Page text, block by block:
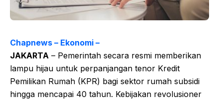
Chapnews – Ekonomi –
JAKARTA – Pemerintah secara resmi memberikan
lampu hijau untuk perpanjangan tenor Kredit
Pemilikan Rumah (KPR) bagi sektor rumah subsidi
hingga mencapai 40 tahun. Kebijakan revolusioner